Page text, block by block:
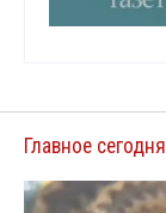
Главное сегодня